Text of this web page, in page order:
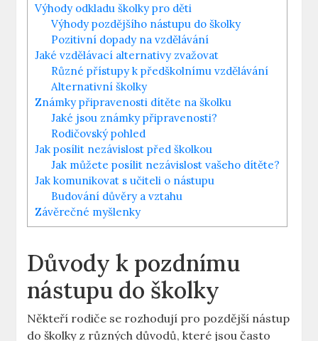
Výhody odkladu školky pro děti
Výhody pozdějšího nástupu do školky
Pozitivní dopady na vzdělávání
Jaké vzdělávací alternativy zvažovat
Různé přístupy k předškolnímu vzdělávání
Alternativní školky
Známky připravenosti dítěte na školku
Jaké jsou známky připravenosti?
Rodičovský pohled
Jak posílit nezávislost před školkou
Jak můžete posílit nezávislost vašeho dítěte?
Jak komunikovat s učiteli o nástupu
Budování důvěry a vztahu
Závěrečné myšlenky
Důvody k pozdnímu
nástupu do školky
Někteří rodiče se rozhodují pro pozdější nástup
do školky z různých důvodů, které jsou často